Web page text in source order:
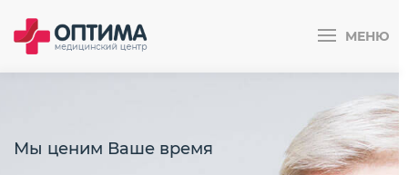
МЕНЮ
Мы ценим Ваше время